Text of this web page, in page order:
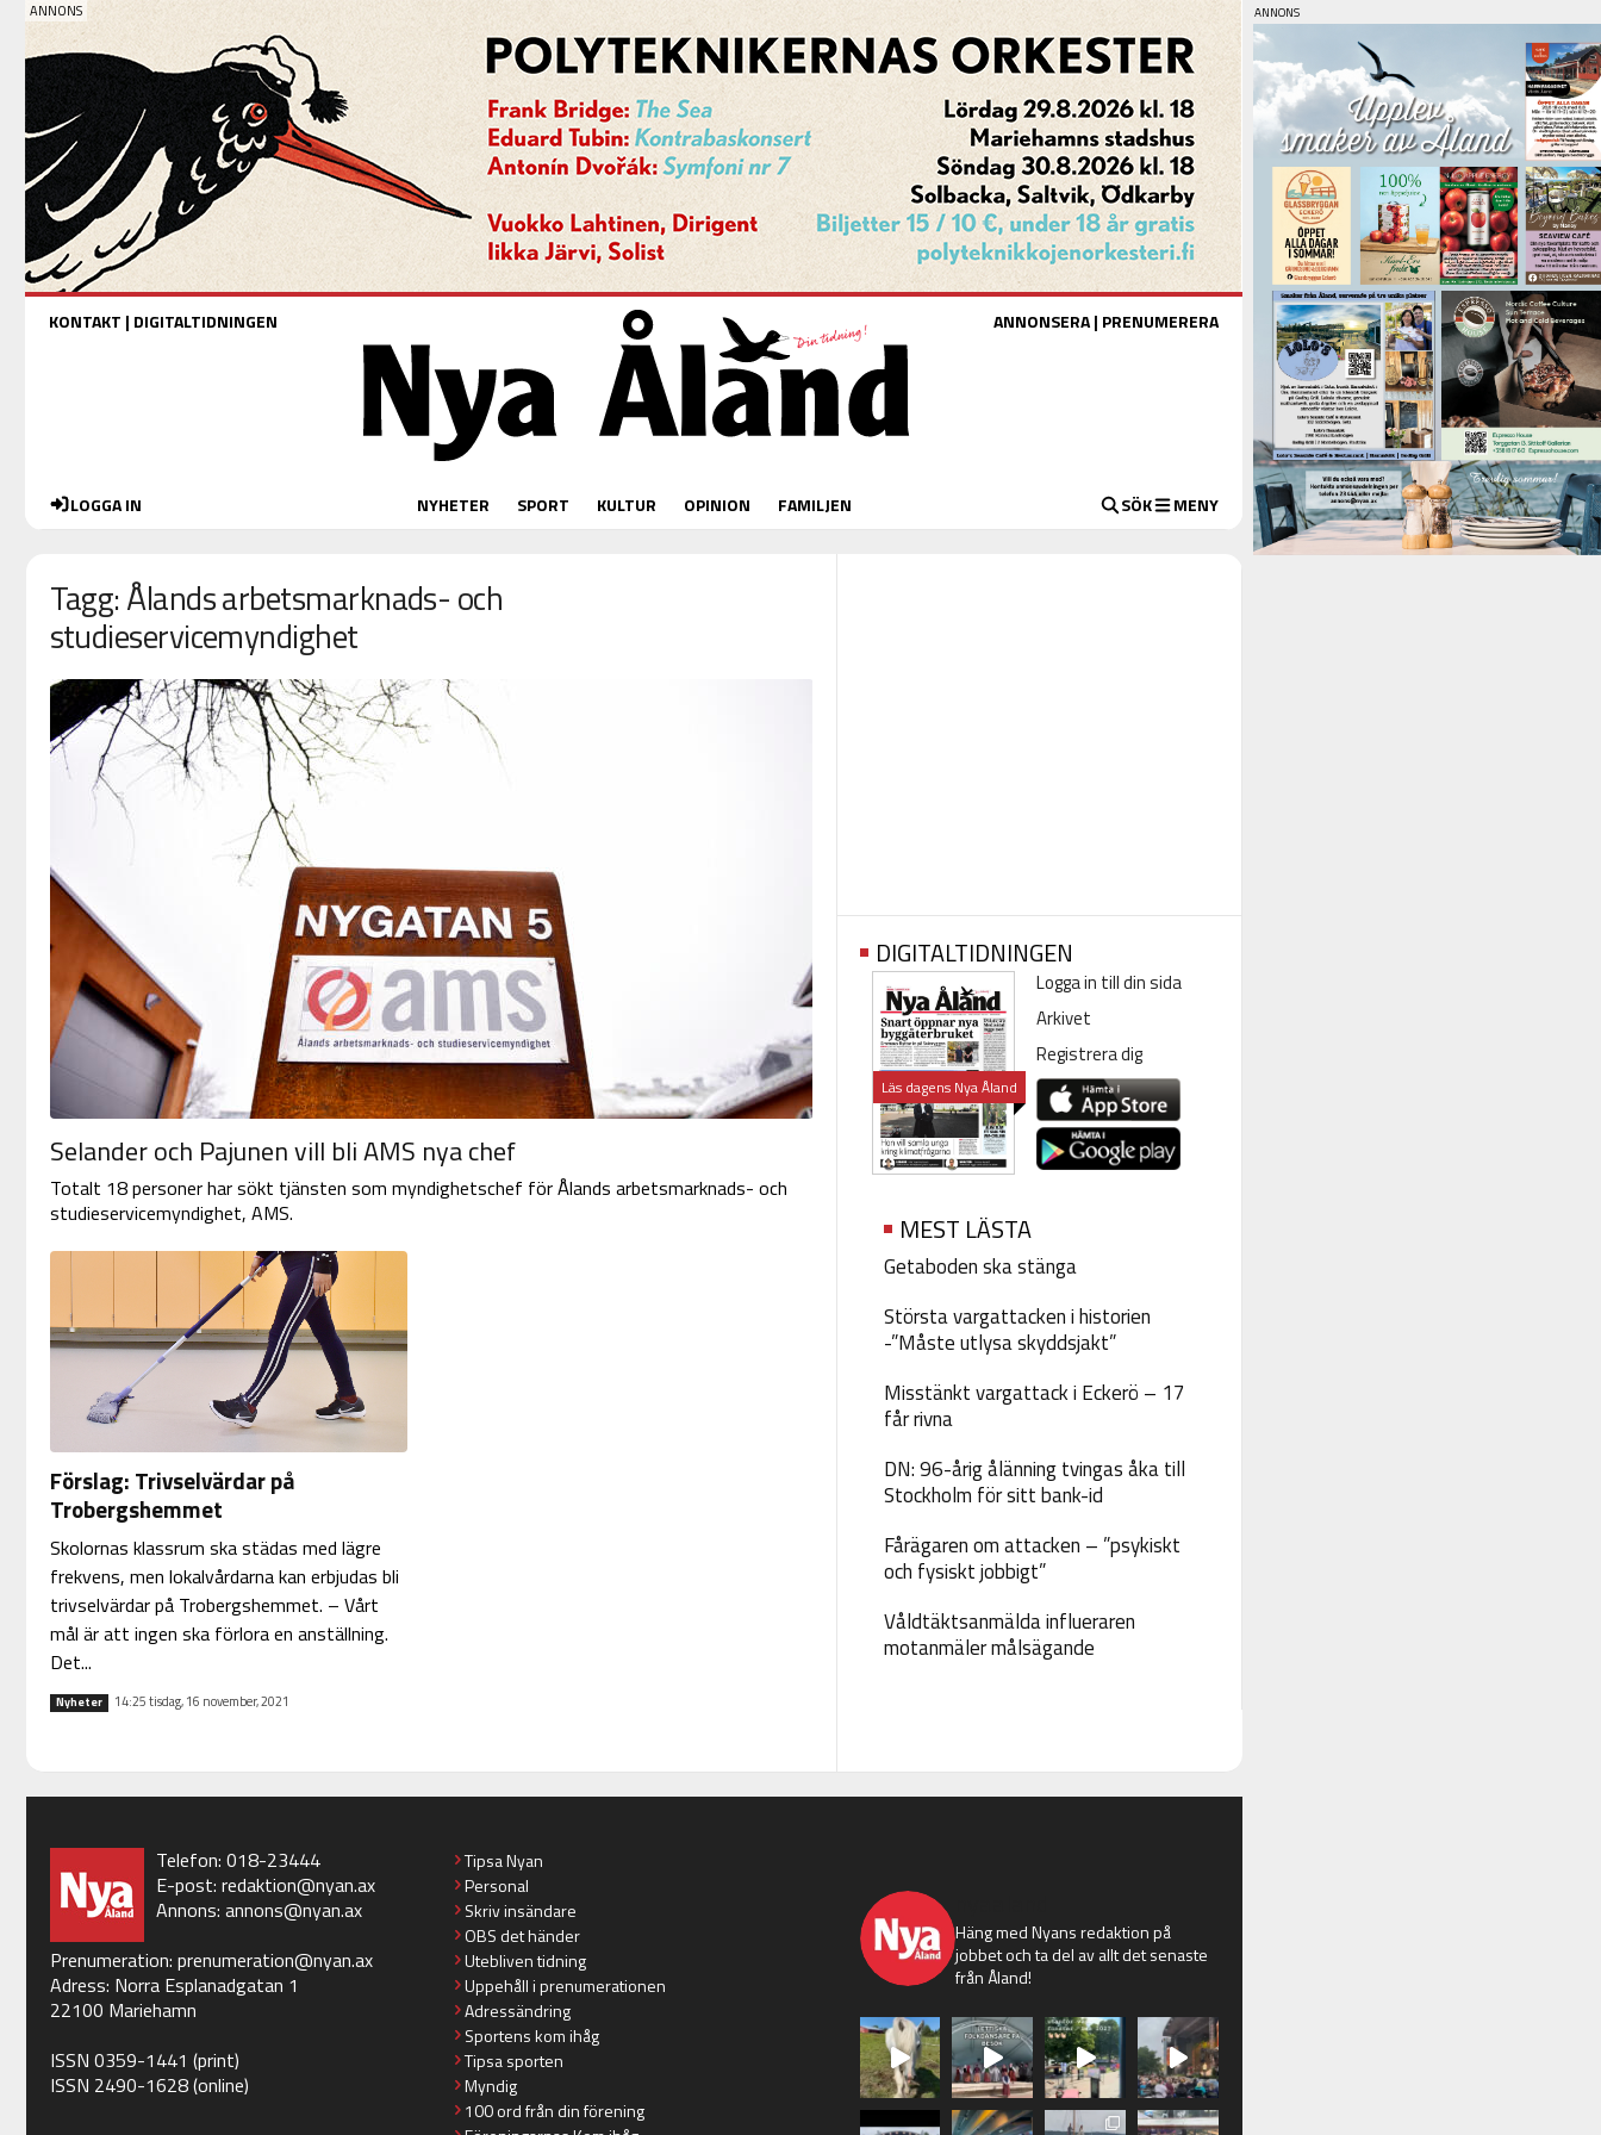
KONTAKT | DIGITALTIDNINGEN ANNONSERA| PRENUMERERA
LOGGA IN NYHETER SPORT KULTUR OPINION FAMILJEN SÖK MENY
Tagg: Ålands arbetsmarknads- och
studieservicemyndighet
Selander och Pajunen vill bli AMS nya chef
Totalt 18 personer har sökt tjänsten som myndighetschef för Ålands arbetsmarknads- och
studieservicemyndighet, AMS.
Förslag: Trivselvärdar på
Trobergshemmet
Skolornas klassrum ska städas med lägre
frekvens, men lokalvårdarna kan erbjudas bli
trivselvärdar på Trobergshemmet. – Vårt
mål är att ingen ska förlora en anställning.
Det...
Nyheter 14:25 tisdag, 16 november, 2021
DIGITALTIDNINGEN
Läs dagens Nya Åland
Logga in till din sida
Arkivet
Registrera dig
MEST LÄSTA
Getaboden ska stänga
Största vargattacken i historien
-”Måste utlysa skyddsjakt”
Misstänkt vargattack i Eckerö – 17
får rivna
DN: 96-årig ålänning tvingas åka till
Stockholm för sitt bank-id
Fårägaren om attacken – ”psykiskt
och fysiskt jobbigt”
Våldtäktsanmälda influeraren
motanmäler målsägande
Telefon: 018-23444
E-post: redaktion@nyan.ax
Annons: annons@nyan.ax
Prenumeration: prenumeration@nyan.ax
Adress: Norra Esplanadgatan 1
22100 Mariehamn
ISSN 0359-1441 (print)
ISSN 2490-1628 (online)
Tipsa Nyan
Personal
Skriv insändare
OBS det händer
Utebliven tidning
Uppehåll i prenumerationen
Adressändring
Sportens kom ihåg
Tipsa sporten
Myndig
100 ord från din förening
Häng med Nyans redaktion på
jobbet och ta del av allt det senaste
från Åland!